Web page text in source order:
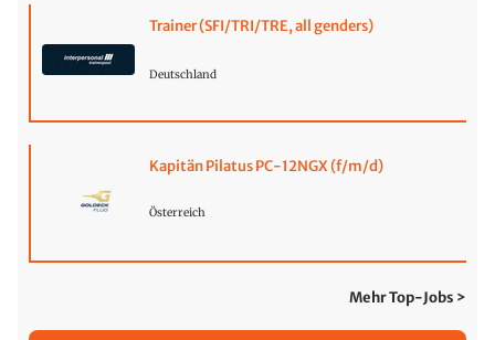
Trainer (SFI/TRI/TRE, all genders)
Deutschland
Kapitän Pilatus PC-12NGX (f/m/d)
Österreich
Mehr Top-Jobs >